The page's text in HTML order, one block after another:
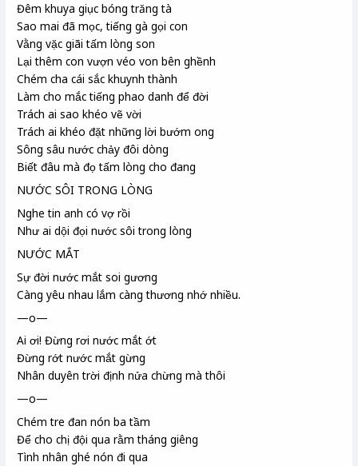
Đêm khuya giục bóng trăng tà
Sao mai đã mọc, tiếng gà gọi con
Vằng vặc giãi tấm lòng son
Lại thêm con vượn véo von bên ghềnh
Chém cha cái sắc khuynh thành
Làm cho mắc tiếng phao danh để đời
Trách ai sao khéo vẽ vời
Trách ai khéo đặt những lời bướm ong
Sông sâu nước chảy đôi dòng
Biết đâu mà đọ tấm lòng cho đang
NƯỚC SÔI TRONG LÒNG
Nghe tin anh có vợ rồi
Như ai dội đọi nước sôi trong lòng
NƯỚC MẮT
Sự đời nước mắt soi gương
Càng yêu nhau lắm càng thương nhớ nhiều.
—o—
Ai ơi! Đừng rơi nước mắt ớt
Đừng rớt nước mắt gừng
Nhân duyên trời định nửa chừng mà thôi
—o—
Chém tre đan nón ba tầm
Để cho chị đội qua rằm tháng giêng
Tình nhân ghé nón đi qua